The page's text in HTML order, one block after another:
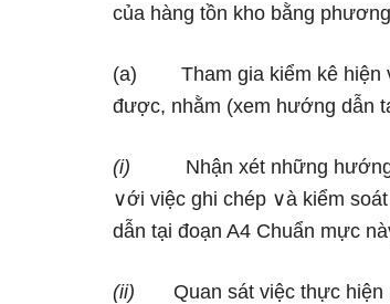
của hàng tồn kho bằng
(a) Tham gia kiểm kê hiện
được, nhằm (xem hướng dẫn
(i) Nhận xét những hướng
∨ới việc ɡhi chép ∨à kiểm
dẫn tại đoạn A4 Chuẩn mực
(ii)
Quan sát việc thực hiện